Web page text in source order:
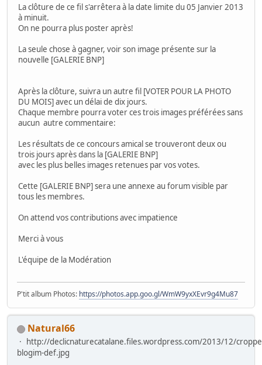
La clôture de ce fil s'arrêtera à la date limite du 05 Janvier 2013
à minuit.
On ne pourra plus poster après!
La seule chose à gagner, voir son image présente sur la
nouvelle [GALERIE BNP]
Après la clôture, suivra un autre fil [VOTER POUR LA PHOTO
DU MOIS] avec un délai de dix jours.
Chaque membre pourra voter ces trois images préférées sans
aucun autre commentaire:
Les résultats de ce concours amical se trouveront deux ou
trois jours après dans la [GALERIE BNP]
avec les plus belles images retenues par vos votes.
Cette [GALERIE BNP] sera une annexe au forum visible par
tous les membres.
On attend vos contributions avec impatience
Merci à vous
L'équipe de la Modération
P'tit album Photos: https://photos.app.goo.gl/WmW9yxXEvr9g4Mu87
Natural66
http://declicnaturecatalane.files.wordpress.com/2013/12/
blogim-def.jpg